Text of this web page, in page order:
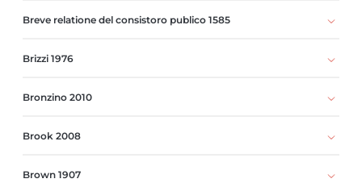
Breve relatione del consistoro publico 1585
Brizzi 1976
Bronzino 2010
Brook 2008
Brown 1907